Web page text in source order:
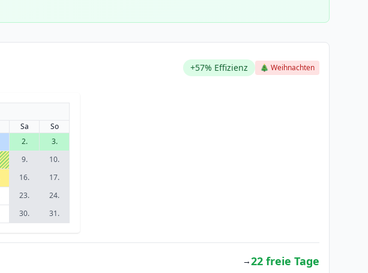
+57% Effizienz 🎄 Weihnachten
Sa
So
2.
3.
9.
10.
16.
17.
23.
24.
30. 31.
→22 freie Tage